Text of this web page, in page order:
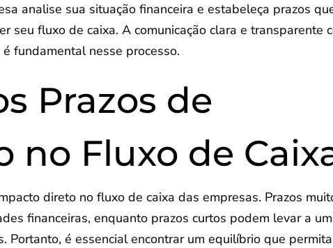
analise sua situação financeira e estabeleça prazos
seu fluxo de caixa. A comunicação clara e transparente
fundamental nesse processo.
Prazos de
no Fluxo de
direto no fluxo de caixa das empresas. Prazos
financeiras, enquanto prazos curtos podem levar a
Portanto, é essencial encontrar um equilíbrio que